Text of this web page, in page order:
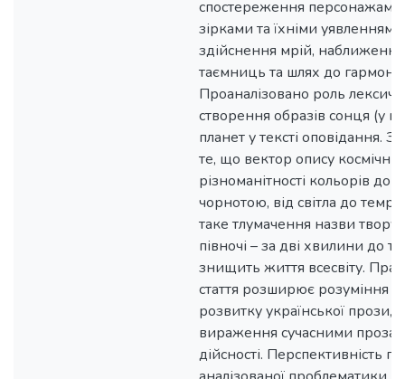
спостереження персонажами
зірками та їхніми
здійснення мрій,
таємниць та шлях до гармонії
Проаналізовано роль
створення образів сонця (у
планет у тексті оповідання.
те, що вектор опису космічних
різноманітності кольорів до
чорнотою, від світла до
таке тлумачення назви
півночі – за дві хвилини до
знищить життя всесвіту.
стаття розширює розуміння
розвитку української прози,
вираження сучасними
дійсності. Перспективність